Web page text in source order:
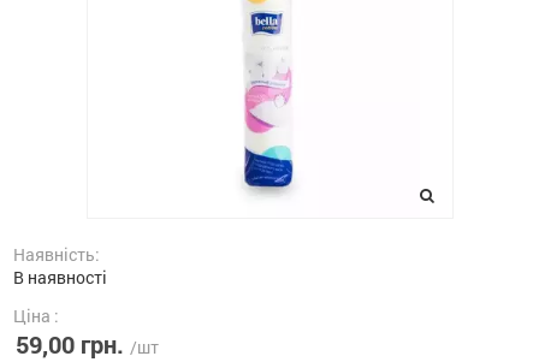
Наявність:
В наявності
Ціна :
59,00 грн. /шт